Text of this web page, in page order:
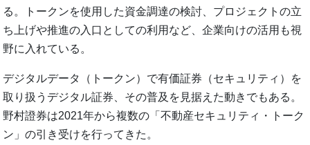
る。トークンを使用した資金調達の検討、プロジェクトの立
ち上げや推進の入口としての利用など、企業向けの活用も視
野に入れている。
デジタルデータ（トークン）で有価証券（セキュリティ）を
取り扱うデジタル証券、その普及を見据えた動きでもある。
野村證券は2021年から複数の「不動産セキュリティ・トーク
ン」の引き受けを行ってきた。